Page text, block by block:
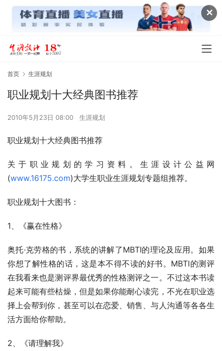
✕
首页 生涯规划
职业规划十大经典图书推荐
2010年5月23日 08:00 生涯规划
职业规划十大经典图书推荐
关于职业规划的学习资料。生涯设计公益网
(www.16175.com)大学生职业生涯规划专题组推荐。
职业规划十大图书：
1、《赢在性格》
奥托·克劳格的书，系统的讲解了MBTI的理论及应用。如果
你想了解性格的话，这是本不得不读的好书。MBTI的测评
在我看来也是测评界最优秀的性格测评之一。不过这本书读
起来可能有些枯燥，但是如果你能耐心读完，不光在职业选
择上会帮到你，甚至可以在恋爱、销售、与人沟通等各各生
活方面给你帮助。
2、《请理解我》